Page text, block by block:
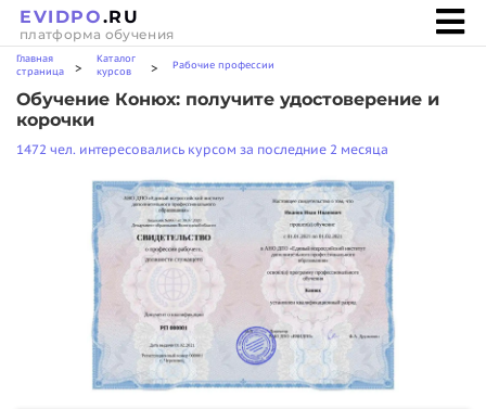
EVIDPO.RU
платформа обучения
Главная
страница
>
Каталог
курсов
> Рабочие профессии
Обучение Конюх: получите удостоверение и
корочки
1472 чел. интересовались курсом за последние 2 месяца